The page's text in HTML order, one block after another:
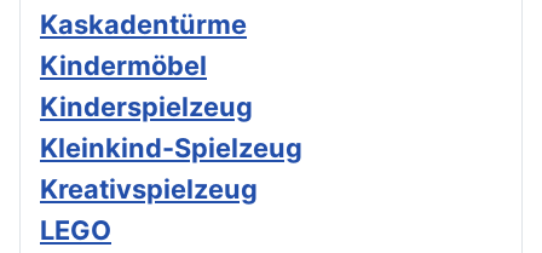
Kaskadentürme
Kindermöbel
Kinderspielzeug
Kleinkind-Spielzeug
Kreativspielzeug
LEGO